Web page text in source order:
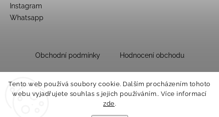
Tento web používá soubory cookie. Dalším procházením tohoto
webu vyjadřujete souhlas s jejich používáním.. Více informací
zde.
Instagram
Whatsapp
Obchodní podmínky Hodnocení obchodu